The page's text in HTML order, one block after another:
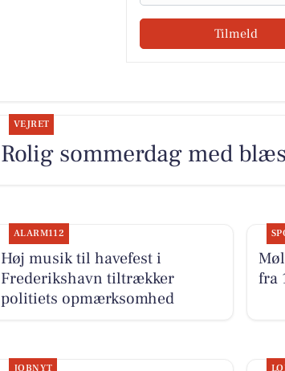
Tilmeld
VEJRET
Rolig sommerdag med
ALARM112
Høj musik til havefest i
Frederikshavn tiltrækker
politiets opmærksomhed
fra
JOBNYT